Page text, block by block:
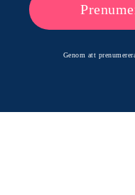
Genom att